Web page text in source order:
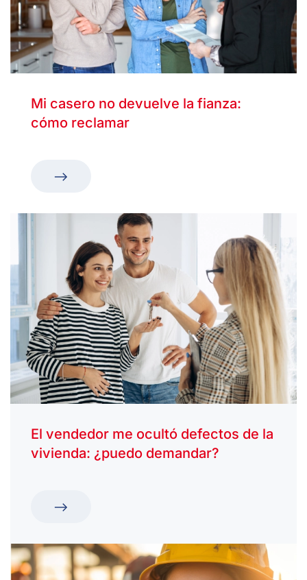
Mi casero no devuelve la fianza:
cómo reclamar
El vendedor me ocultó defectos de la
vivienda: ¿puedo demandar?